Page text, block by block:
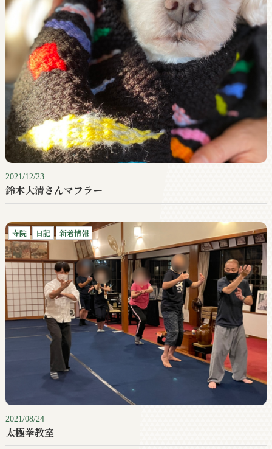
2021/12/23
鈴木大清さんマフラー
寺院 日記 新着情報
2021/08/24
太極拳教室